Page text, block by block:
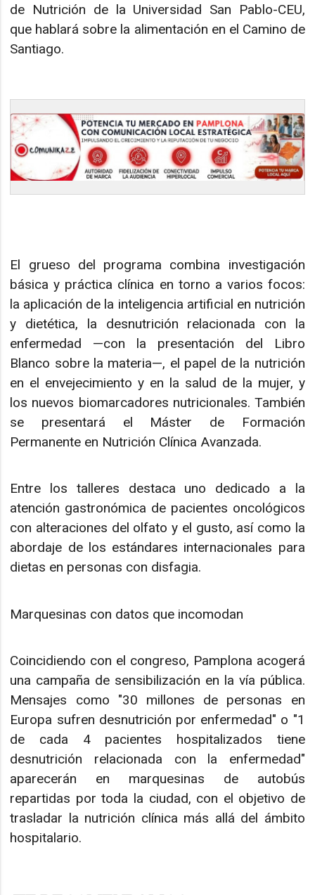
de Nutrición de la Universidad San Pablo-CEU,
que hablará sobre la alimentación en el Camino de
Santiago.
El grueso del programa combina investigación
básica y práctica clínica en torno a varios focos:
la aplicación de la inteligencia artificial en nutrición
y dietética, la desnutrición relacionada con la
enfermedad —con la presentación del Libro
Blanco sobre la materia—, el papel de la nutrición
en el envejecimiento y en la salud de la mujer, y
los nuevos biomarcadores nutricionales. También
se presentará el Máster de Formación
Permanente en Nutrición Clínica Avanzada.
Entre los talleres destaca uno dedicado a la
atención gastronómica de pacientes oncológicos
con alteraciones del olfato y el gusto, así como la
abordaje de los estándares internacionales para
dietas en personas con disfagia.
Marquesinas con datos que incomodan
Coincidiendo con el congreso, Pamplona acogerá
una campaña de sensibilización en la vía pública.
Mensajes como "30 millones de personas en
Europa sufren desnutrición por enfermedad" o "1
de cada 4 pacientes hospitalizados tiene
desnutrición relacionada con la enfermedad"
aparecerán en marquesinas de autobús
repartidas por toda la ciudad, con el objetivo de
trasladar la nutrición clínica más allá del ámbito
hospitalario.